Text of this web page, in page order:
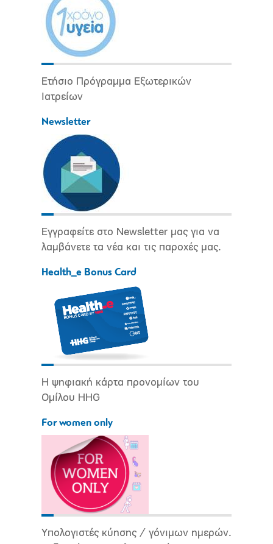
Ετήσιο Πρόγραμμα Εξωτερικών
Ιατρείων
Newsletter
Εγγραφείτε στο Newsletter μας για να
λαμβάνετε τα νέα και τις παροχές μας.
Health_e Bonus Card
Η ψηφιακή κάρτα προνομίων του
Ομίλου HHG
For women only
Υπολογιστές κύησης / γόνιμων ημερών.